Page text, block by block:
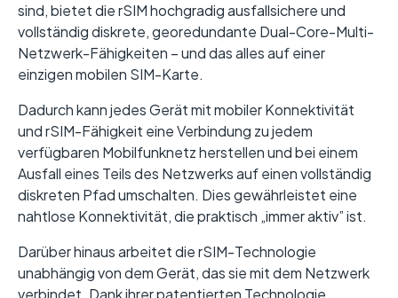
sind, bietet die rSIM hochgradig ausfallsichere und
vollständig diskrete, georedundante Dual-Core-Multi-
Netzwerk-Fähigkeiten – und das alles auf einer
einzigen mobilen SIM-Karte.
Dadurch kann jedes Gerät mit mobiler Konnektivität
und rSIM-Fähigkeit eine Verbindung zu jedem
verfügbaren Mobilfunknetz herstellen und bei einem
Ausfall eines Teils des Netzwerks auf einen vollständig
diskreten Pfad umschalten. Dies gewährleistet eine
nahtlose Konnektivität, die praktisch „immer aktiv” ist.
Darüber hinaus arbeitet die rSIM-Technologie
unabhängig von dem Gerät, das sie mit dem Netzwerk
verbindet. Dank ihrer patentierten Technologie